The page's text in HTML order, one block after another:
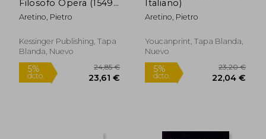
Filosofo Opera (1549)
(en Italiano)
Aretino, Pietro
Kessinger Publishing, Tapa
Blanda, Nuevo
Italiano)
Aretino, Pietro
Youcanprint, Tapa Blanda,
Nuevo